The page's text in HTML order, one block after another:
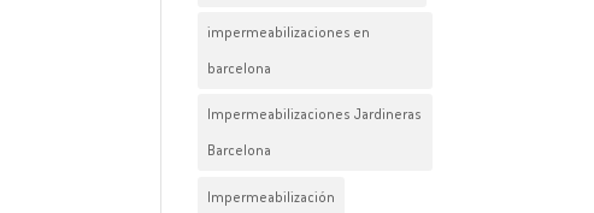
impermeabilizaciones en
barcelona
Impermeabilizaciones Jardineras
Barcelona
Impermeabilización